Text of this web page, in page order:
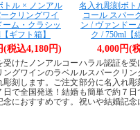
トル × ノンアル
クリングワイ
ーム・クラシッ
ギフト箱】
(税込4,180円)
受けたノンアルコー
ングワインのラベル
彫刻します。ご注文
日で全国発送！結婚
におすすめです。
名入れ彫刻ボト
コール スパー
ン / ヴァンドー
ク / 750ml【
4,000円(
ハラル認証を受
ルスパークリ
部分に名入れ彫
も簡単で約７
祝いや結婚記念